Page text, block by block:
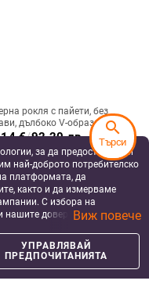
рокля с пайети, без
дълбоко V-образно
силует русалка,
€/92.20 лв
add_shopping_cart
за да предоставяме и
най-доброто потребителско
платформата, да
както и да измерваме
С избора на
нашите доверени партньори
на вашето устройство
време да управлявате
предпочитанията“.
Виж повече
УПРАВЛЯВАЙ
ПРЕДПОЧИТАНИЯТА
search
Търси